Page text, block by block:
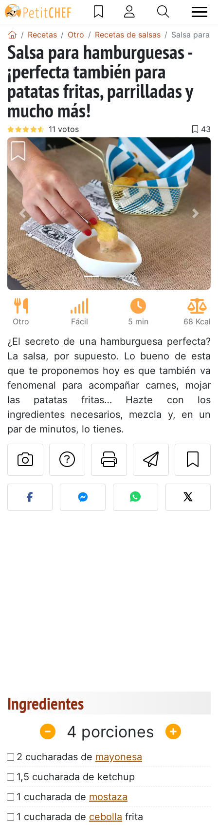
Recetas Otro Recetas de salsas Salsa para
Salsa para hamburguesas -
¡perfecta también para
patatas fritas, parrilladas y
mucho más!
Anterior
Otro Fácil 5 min 68 Kcal
¿El secreto de una hamburguesa perfecta?
La salsa, por supuesto. Lo bueno de esta
que te proponemos hoy es que también va
fenomenal para acompañar carnes, mojar
las patatas fritas… Hazte con los
ingredientes necesarios, mezcla y, en un
par de minutos, lo tienes.
Imprimir
Preguntar al autor
Publicar la foto de esta
Ingredientes
4
2 cucharadas de mayonesa
1,5 cucharada de ketchup
1 cucharada de mostaza
1 cucharada de cebolla frita